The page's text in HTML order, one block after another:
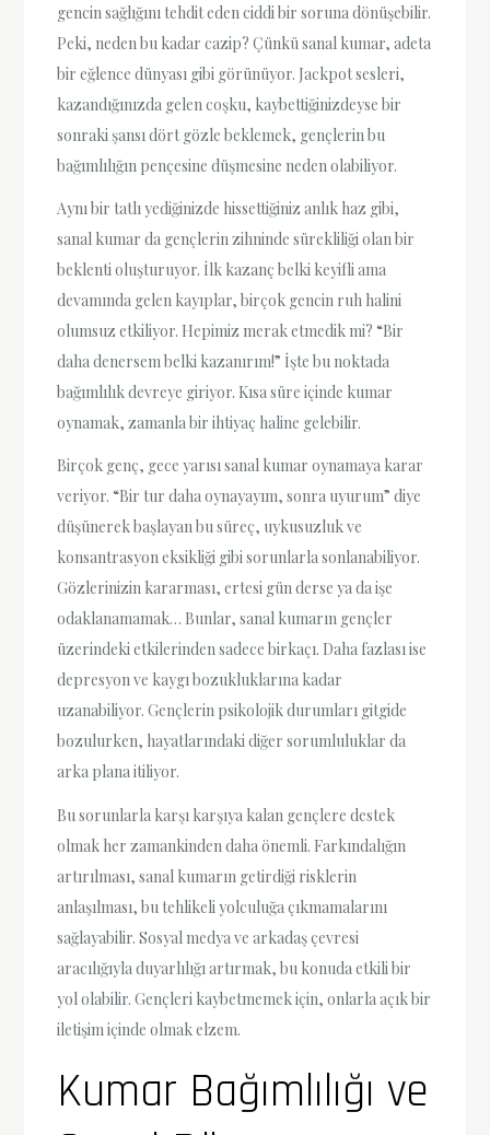
gencin sağlığını tehdit eden ciddi bir soruna dönüşebilir.
Peki, neden bu kadar cazip? Çünkü sanal kumar, adeta
bir eğlence dünyası gibi görünüyor. Jackpot sesleri,
kazandığınızda gelen coşku, kaybettiğinizdeyse bir
sonraki şansı dört gözle beklemek, gençlerin bu
bağımlılığın pençesine düşmesine neden olabiliyor.
Aynı bir tatlı yediğinizde hissettiğiniz anlık haz gibi,
sanal kumar da gençlerin zihninde sürekliliği olan bir
beklenti oluşturuyor. İlk kazanç belki keyifli ama
devamında gelen kayıplar, birçok gencin ruh halini
olumsuz etkiliyor. Hepimiz merak etmedik mi? “Bir
daha denersem belki kazanırım!” İşte bu noktada
bağımlılık devreye giriyor. Kısa süre içinde kumar
oynamak, zamanla bir ihtiyaç haline gelebilir.
Birçok genç, gece yarısı sanal kumar oynamaya karar
veriyor. “Bir tur daha oynayayım, sonra uyurum” diye
düşünerek başlayan bu süreç, uykusuzluk ve
konsantrasyon eksikliği gibi sorunlarla sonlanabiliyor.
Gözlerinizin kararması, ertesi gün derse ya da işe
odaklanamamak… Bunlar, sanal kumarın gençler
üzerindeki etkilerinden sadece birkaçı. Daha fazlası ise
depresyon ve kaygı bozukluklarına kadar
uzanabiliyor. Gençlerin psikolojik durumları gitgide
bozulurken, hayatlarındaki diğer sorumluluklar da
arka plana itiliyor.
Bu sorunlarla karşı karşıya kalan gençlere destek
olmak her zamankinden daha önemli. Farkındalığın
artırılması, sanal kumarın getirdiği risklerin
anlaşılması, bu tehlikeli yolculuğa çıkmamalarını
sağlayabilir. Sosyal medya ve arkadaş çevresi
aracılığıyla duyarlılığı artırmak, bu konuda etkili bir
yol olabilir. Gençleri kaybetmemek için, onlarla açık bir
iletişim içinde olmak elzem.
Kumar Bağımlılığı ve